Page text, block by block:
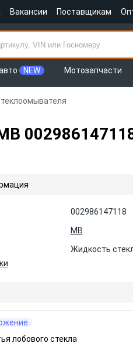
Вакансии Поставщикам
NEW Мотозапчасти
002986147118
MB
Жидкость
лобового стекла